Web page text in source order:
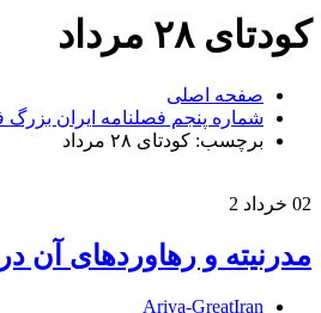
کودتای ۲۸ مرداد
صفحه اصلی
شماره پنجم فصلنامه ایران بزرگ
برچسب: کودتای ۲۸ مرداد
02 خرداد 2
مدرنیته و رهاوردهای آن
Ariya-GreatIran